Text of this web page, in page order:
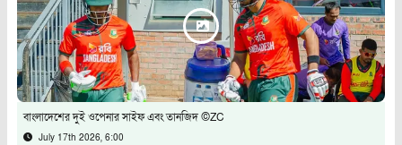
বাংলাদেশের দুই ওপেনার সাইফ এবং তানজিদ ©ZC
July 17th 2026, 6:00